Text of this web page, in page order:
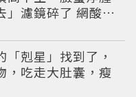
」濾鏡碎了 網酸：
「剋星」找到了，
，吃走大肚囊，瘦